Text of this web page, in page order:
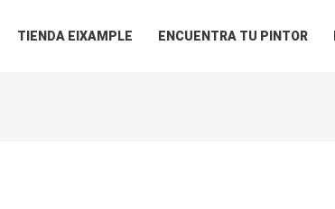
TIENDA EIXAMPLE ENCUENTRA TU PINTOR